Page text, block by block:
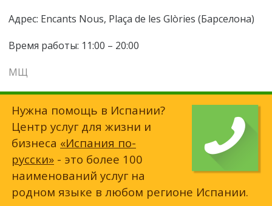
Адрес: Encants Nous, Plaça de les Glòries (Барселона)
Время работы: 11:00 – 20:00
МЩ
Нужна помощь в Испании?
Центр услуг для жизни и
бизнеса «Испания по-
русски» - это более 100
наименований услуг на
родном языке в любом регионе Испании.